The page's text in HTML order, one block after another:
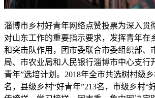
淄博市乡村好青年网络点赞投票为深入贯
对山东工作的重要指示要求，发挥青年在
和突击队作用，团市委联合市委组织部、
局、市农业局和人民银行淄博市中心支行
青年”选培计划。2018年全市共选树村级乡
名，县级乡村“好青年”213名，市级乡村“